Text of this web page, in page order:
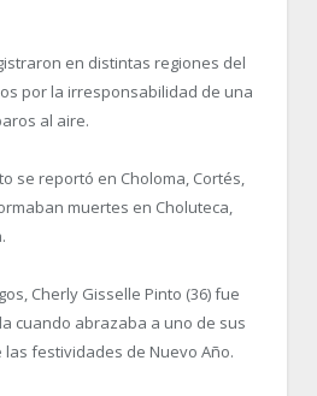
en distintas regiones del
por la irresponsabilidad de una
al aire.
se reportó en Choloma, Cortés,
muertes en Choluteca,
Cherly Gisselle Pinto (36) fue
cuando abrazaba a uno de sus
festividades de Nuevo Año.